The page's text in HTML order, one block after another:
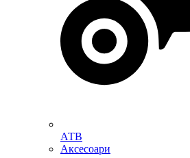
АТВ
Аксесоари